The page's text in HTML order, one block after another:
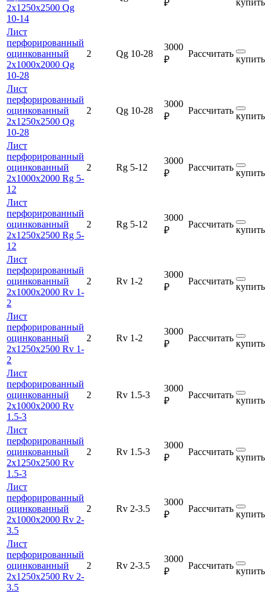
2х1250х2500 Qg
10-14
₽
Лист
перфорированный
оцинкованный
2х1000х2000 Qg
10-28
2 Qg 10-28
3000
₽
Рассчитать
купить
Лист
перфорированный
оцинкованный
2х1250х2500 Qg
10-28
2 Qg 10-28
3000
₽
Рассчитать
купить
Лист
перфорированный
оцинкованный
2х1000х2000 Rg 5-
12
2 Rg 5-12
3000
₽
Рассчитать
купить
Лист
перфорированный
оцинкованный
2х1250х2500 Rg 5-
12
2 Rg 5-12
3000
₽
Рассчитать
купить
Лист
перфорированный
оцинкованный
2х1000х2000 Rv 1-
2
2 Rv 1-2
3000
₽
Рассчитать
купить
Лист
перфорированный
оцинкованный
2х1250х2500 Rv 1-
2
2 Rv 1-2
3000
₽
Рассчитать
купить
Лист
перфорированный
оцинкованный
2х1000х2000 Rv
1.5-3
2 Rv 1.5-3
3000
₽
Рассчитать
купить
Лист
перфорированный
оцинкованный
2х1250х2500 Rv
1.5-3
2 Rv 1.5-3
3000
₽
Рассчитать
купить
Лист
перфорированный
оцинкованный
2х1000х2000 Rv 2-
3.5
2 Rv 2-3.5
3000
₽
Рассчитать
купить
Лист
перфорированный
оцинкованный
2х1250х2500 Rv 2-
3.5
2 Rv 2-3.5
3000
₽
Рассчитать
купить